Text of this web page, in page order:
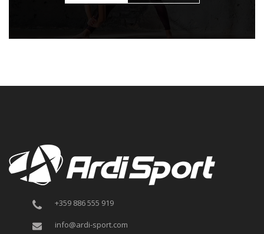
+359 886 555 919
info@ardi-sport.com